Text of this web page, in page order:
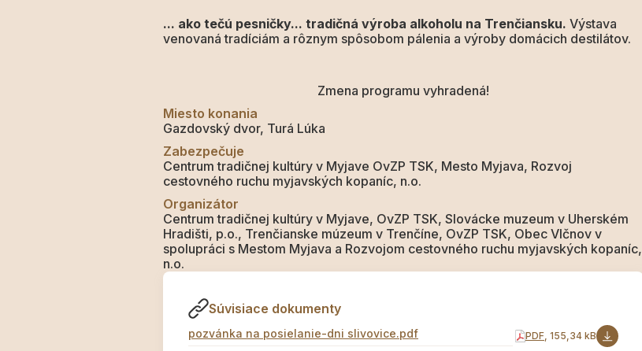
... ako tečú pesničky... tradičná výroba alkoholu na Trenčiansku. Výstava
venovaná tradíciám a rôznym spôsobom pálenia a výroby domácich destilátov.
Zmena programu vyhradená!
Miesto konania
Gazdovský dvor, Turá Lúka
Zabezpečuje
Centrum tradičnej kultúry v Myjave OvZP TSK, Mesto Myjava, Rozvoj
cestovného ruchu myjavských kopaníc, n.o.
Organizátor
Centrum tradičnej kultúry v Myjave, OvZP TSK, Slovácke muzeum v Uherském
Hradišti, p.o., Trenčianske múzeum v Trenčíne, OvZP TSK, Obec Vlčnov v
spolupráci s Mestom Myjava a Rozvojom cestovného ruchu myjavských kopaníc,
n.o.
Súvisiace dokumenty
pozvánka na posielanie-dni slivovice.pdf PDF, 155,34 kB